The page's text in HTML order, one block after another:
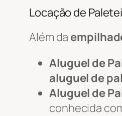
Locação de
Além da
Aluguel de
aluguel de
Aluguel de
conhecida